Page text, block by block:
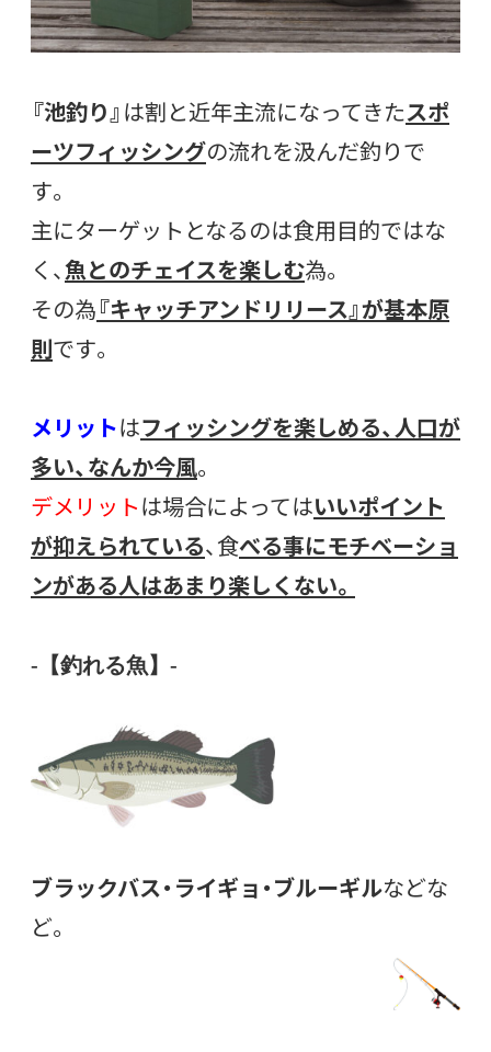
『池釣り』 は割と近年主流になってきたスポ
ーツフィッシングの流れを汲んだ釣りで
す。
主にターゲットとなるのは食用目的ではな
く、魚とのチェイスを楽しむ為。
その為『キャッチアンドリリース』が基本原
則です。
メリットはフィッシングを楽しめる、人口が
多い、なんか今風。
デメリットは場合によってはいいポイント
が抑えられている、食べる事にモチベーショ
ンがある人はあまり楽しくない。
-【釣れる魚】-
ブラックバス・ライギョ・ブルーギルなどな
ど。